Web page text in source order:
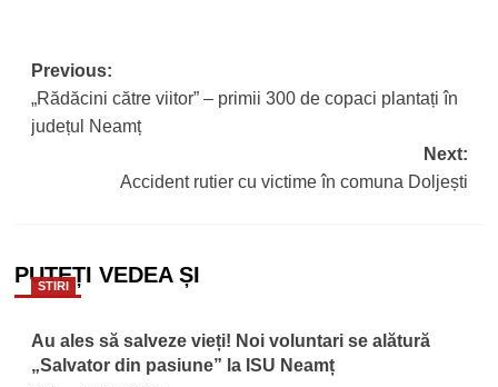
Post
navigation
Previous:
„Rădăcini către viitor” – primii 300 de copaci plantați în
județul Neamț
Next:
Accident rutier cu victime în comuna Doljești
PUTEȚI VEDEA ȘI
STIRI
Au ales să salveze vieți! Noi voluntari se alătură
„Salvator din pasiune” la ISU Neamț